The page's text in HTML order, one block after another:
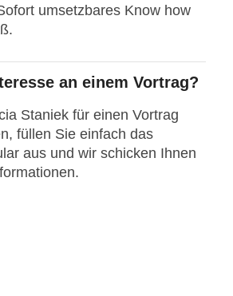
umsetzbares Know how
an einem Vortrag?
Staniek für einen Vortrag
füllen Sie einfach das
aus und wir schicken Ihnen